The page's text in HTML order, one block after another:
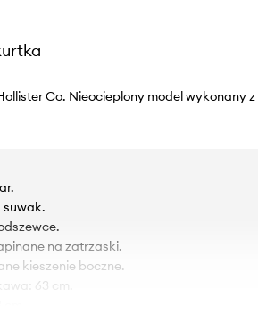
Co. Nieocieplony model wykonany
suwak.
na zatrzaski.
kieszenie boczne.
63 cm.